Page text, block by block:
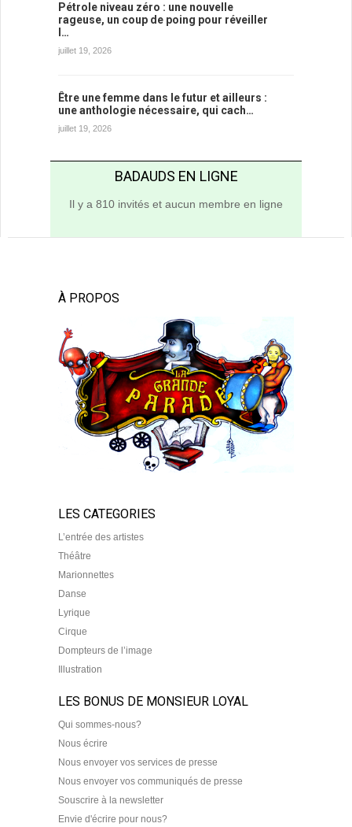
Pétrole niveau zéro : une nouvelle
rageuse, un coup de poing pour réveiller
l…
juillet 19, 2026
Être une femme dans le futur et ailleurs :
une anthologie nécessaire, qui cach…
juillet 19, 2026
BADAUDS EN LIGNE
Il y a 810 invités et aucun membre en ligne
À PROPOS
LES CATEGORIES
L’entrée des artistes
Théâtre
Marionnettes
Danse
Lyrique
Cirque
Dompteurs de l’image
Illustration
LES BONUS DE MONSIEUR LOYAL
Qui sommes-nous?
Nous écrire
Nous envoyer vos services de presse
Nous envoyer vos communiqués de presse
Souscrire à la newsletter
Envie d'écrire pour nous?